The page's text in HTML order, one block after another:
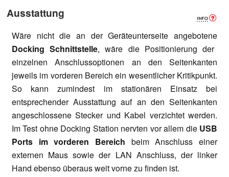
Ausstattung
Wäre nicht die an der Geräteunterseite angebotene
Docking Schnittstelle, wäre die Positionierung der
einzelnen Anschlussoptionen an den Seitenkanten
jeweils im vorderen Bereich ein wesentlicher Kritikpunkt.
So kann zumindest im stationären Einsatz bei
entsprechender Ausstattung auf an den Seitenkanten
angeschlossene Stecker und Kabel verzichtet werden.
Im Test ohne Docking Station nervten vor allem die USB
Ports im vorderen Bereich beim Anschluss einer
externen Maus sowie der LAN Anschluss, der linker
Hand ebenso überaus weit vorne zu finden ist.